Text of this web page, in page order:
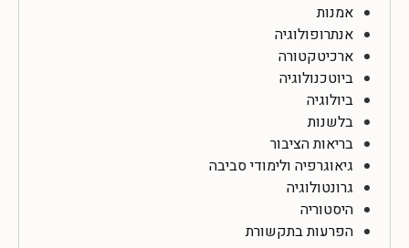
אמנות
אנתרופולוגיה
ארכיטקטורה
ביוטכנולוגיה
ביולוגיה
בלשנות
בריאות הציבור
גיאוגרפיה ולימודי סביבה
גרונטולוגיה
היסטוריה
הפרעות בתקשורת